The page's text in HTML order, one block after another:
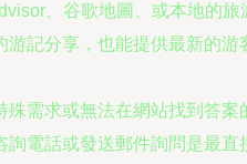
、谷歌地圖、或本地的旅
游記分享，也能提供最新的游
殊需求或無法在網站找到答案
詢電話或發送郵件詢問是最直